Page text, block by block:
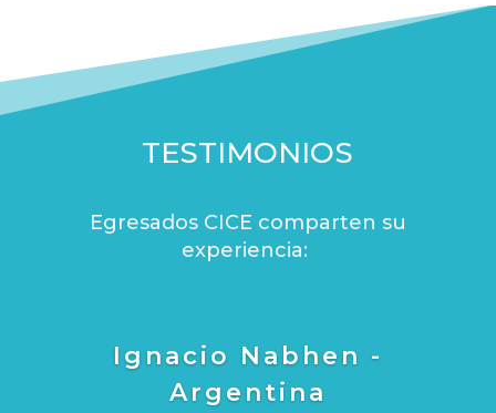
TESTIMONIOS
Egresados CICE comparten su
experiencia:
Ignacio Nabhen -
Argentina